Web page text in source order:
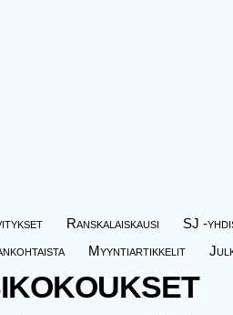
Ranskalaiskausi
SJ -
Myyntiartikkelit